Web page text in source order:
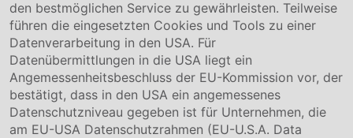
www.conmetallmeister.de
Unternehmen
Über uns
Compliance
Hinweisgebersystem
Karriere
den bestmöglichen Service zu gewährleisten. Teilweise
führen die eingesetzten Cookies und Tools zu einer
Datenverarbeitung in den USA. Für
Datenübermittlungen in die USA liegt ein
Angemessenheitsbeschluss der EU-Kommission vor, der
bestätigt, dass in den USA ein angemessenes
Datenschutzniveau gegeben ist für Unternehmen, die
am EU-USA Datenschutzrahmen (EU-U.S.A. Data